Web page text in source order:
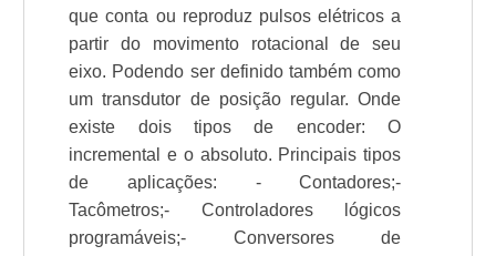
que conta ou reproduz pulsos elétricos a
partir do movimento rotacional de seu
eixo. Podendo ser definido também como
um transdutor de posição regular. Onde
existe dois tipos de encoder: O
incremental e o absoluto. Principais tipos
de aplicações: - Contadores;-
Tacômetros;- Controladores lógicos
programáveis;- Conversores de